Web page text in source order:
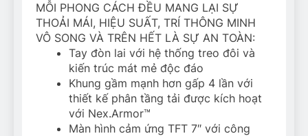
MỖI PHONG CÁCH ĐỀU MANG LẠI SỰ
THOẢI MÁI, HIỆU SUẤT, TRÍ THÔNG MINH
VÔ SONG VÀ TRÊN HẾT LÀ SỰ AN TOÀN:
Tay đòn lai với hệ thống treo đôi và
kiến trúc mát mẻ độc đáo
Khung gầm mạnh hơn gấp 4 lần với
thiết kế phân tầng tải được kích hoạt
với Nex.Armor™
Màn hình cảm ứng TFT 7″ với công